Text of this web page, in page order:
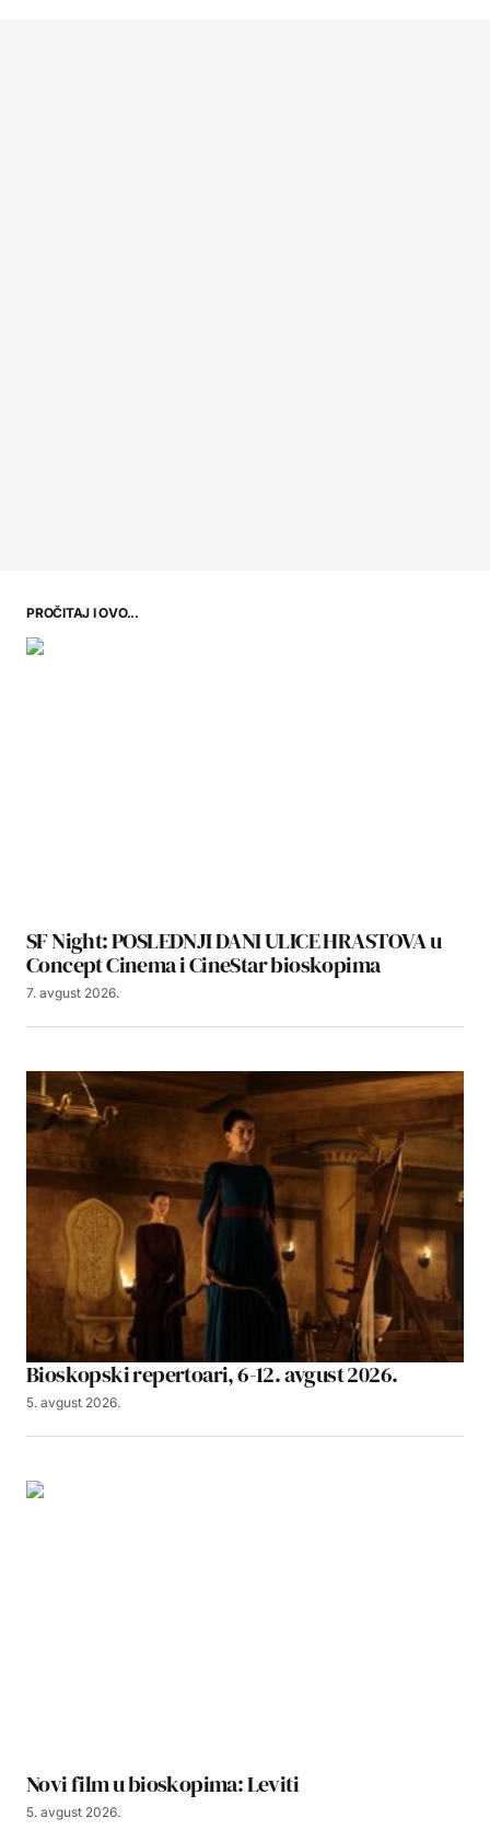
PROČITAJ I OVO...
SF Night: POSLEDNJI DANI ULICE HRASTOVA u
Concept Cinema i CineStar bioskopima
7. avgust 2026.
Bioskopski repertoari, 6-12. avgust 2026.
5. avgust 2026.
Novi film u bioskopima: Leviti
5. avgust 2026.